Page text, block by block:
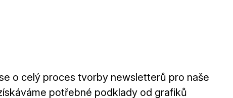
o celý proces tvorby newsletterů pro naše
potřebné podklady od grafiků